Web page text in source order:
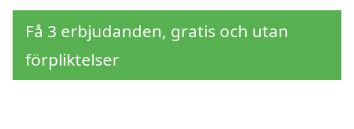
Få 3 erbjudanden, gratis och utan
förpliktelser